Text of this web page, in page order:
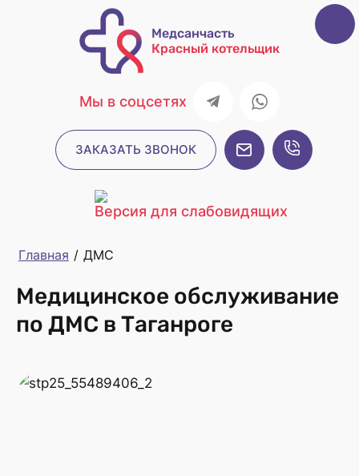
Медсанчасть
Красный котельщик
Версия для слабовидящих
Мы в соцсетях
ЗАКАЗАТЬ ЗВОНОК
Главная / ДМС
Медицинское обслуживание
по ДМС в Таганроге